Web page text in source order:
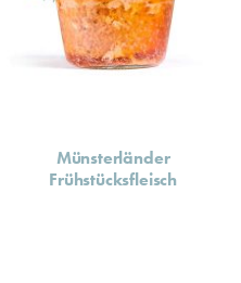
Münsterländer
Frühstücksfleisch